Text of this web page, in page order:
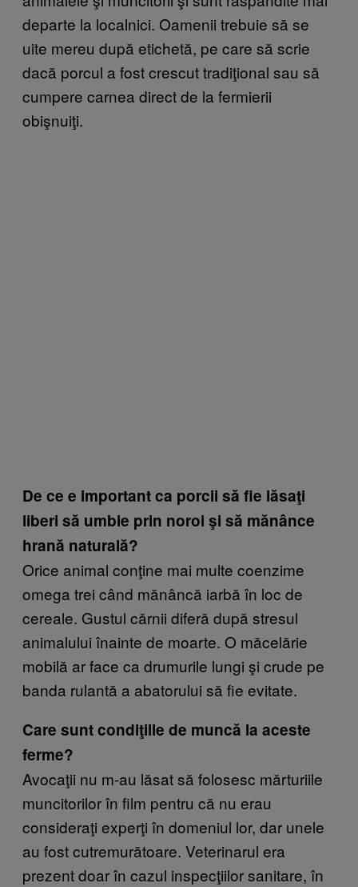
departe la localnici. Oamenii trebuie să se
uite mereu după etichetă, pe care să scrie
dacă porcul a fost crescut tradiţional sau să
cumpere carnea direct de la fermierii
obişnuiţi.
De ce e important ca porcii să fie lăsaţi
liberi să umble prin noroi şi să mănânce
hrană naturală?
Orice animal conţine mai multe coenzime
omega trei când mănâncă iarbă în loc de
cereale. Gustul cărnii diferă după stresul
animalului înainte de moarte. O măcelărie
mobilă ar face ca drumurile lungi şi crude pe
banda rulantă a abatorului să fie evitate.
Care sunt condiţiile de muncă la aceste
ferme?
Avocaţii nu m-au lăsat să folosesc mărturiile
muncitorilor în film pentru că nu erau
consideraţi experţi în domeniul lor, dar unele
au fost cutremurătoare. Veterinarul era
prezent doar în cazul inspecţiilor sanitare, în